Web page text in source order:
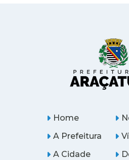
Home
A Prefeitura
A Cidade